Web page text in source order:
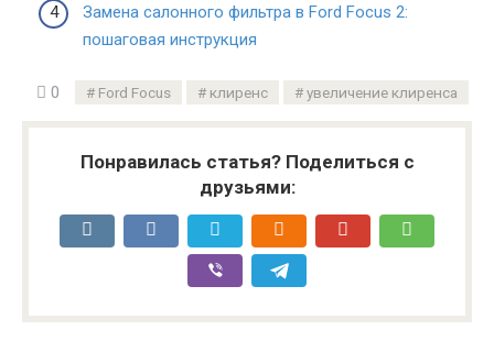
Замена салонного фильтра в Ford Focus 2:
пошаговая инструкция
0 Ford Focus клиренс увеличение клиренса
Понравилась статья? Поделиться с
друзьями: